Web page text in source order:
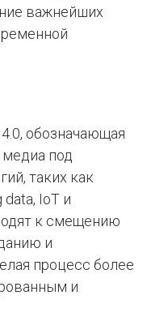
важнейших
обозначающая
под
таких как
IoT и
к смещению
и
процесс более
и